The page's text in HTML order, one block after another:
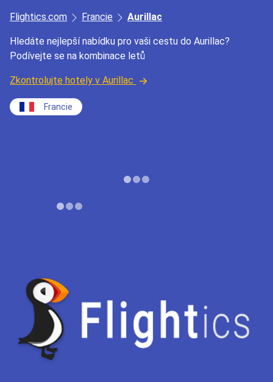
Flightics.com Francie Aurillac
Hledáte nejlepší nabídku pro vaši cestu do Aurillac?
Podívejte se na kombinace letů
Zkontrolujte hotely v Aurillac
Francie